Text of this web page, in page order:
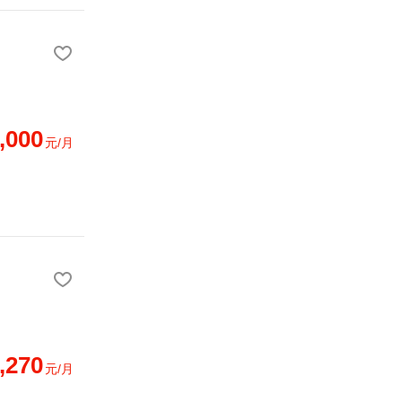
元/月
元/月